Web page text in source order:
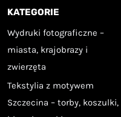
KATEGORIE
Wydruki fotograficzne –
miasta, krajobrazy i
zwierzęta
Tekstylia z motywem
Szczecina – torby, koszulki,